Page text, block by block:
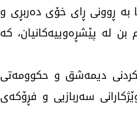
بە ڕوونی ڕای خۆی دەربڕی و
لە پێشڕەوییەکانیان، کە
دیمەشق و حکوومەتی
سەربازیی و فڕۆکەی